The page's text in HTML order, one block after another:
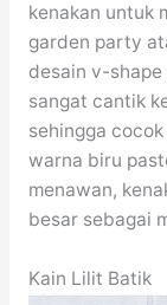
kenakan untuk
garden party
desain v-
sangat cantik
sehingga
warna biru
menawan,
besar sebagai
Kain Lilit Batik